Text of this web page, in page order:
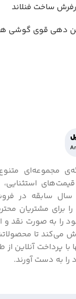
ساخت فنلاند
دهی قوی گوشی های
مجموعه‌ای
خدمت می‌کند. با بیش از 10 سال
برای مشتریان
را به صورت نقد و
می‌کند تا
پرداخت آنلاین
را به دست آورند.